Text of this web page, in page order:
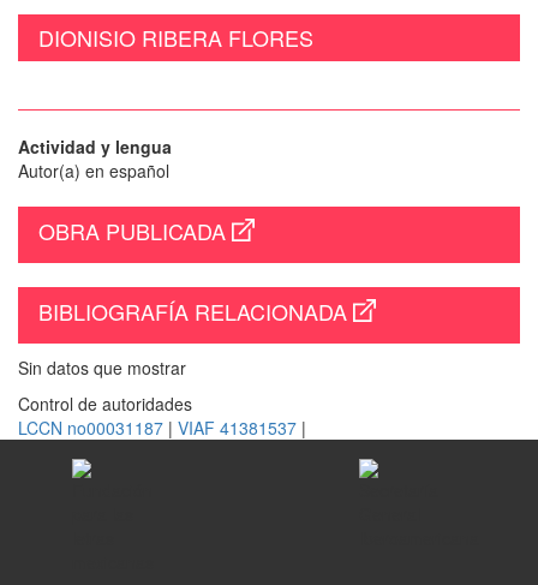
DIONISIO RIBERA FLORES
Actividad y lengua
Autor(a) en español
OBRA PUBLICADA
BIBLIOGRAFÍA RELACIONADA
Sin datos que mostrar
Control de autoridades
LCCN no00031187 | VIAF 41381537 |